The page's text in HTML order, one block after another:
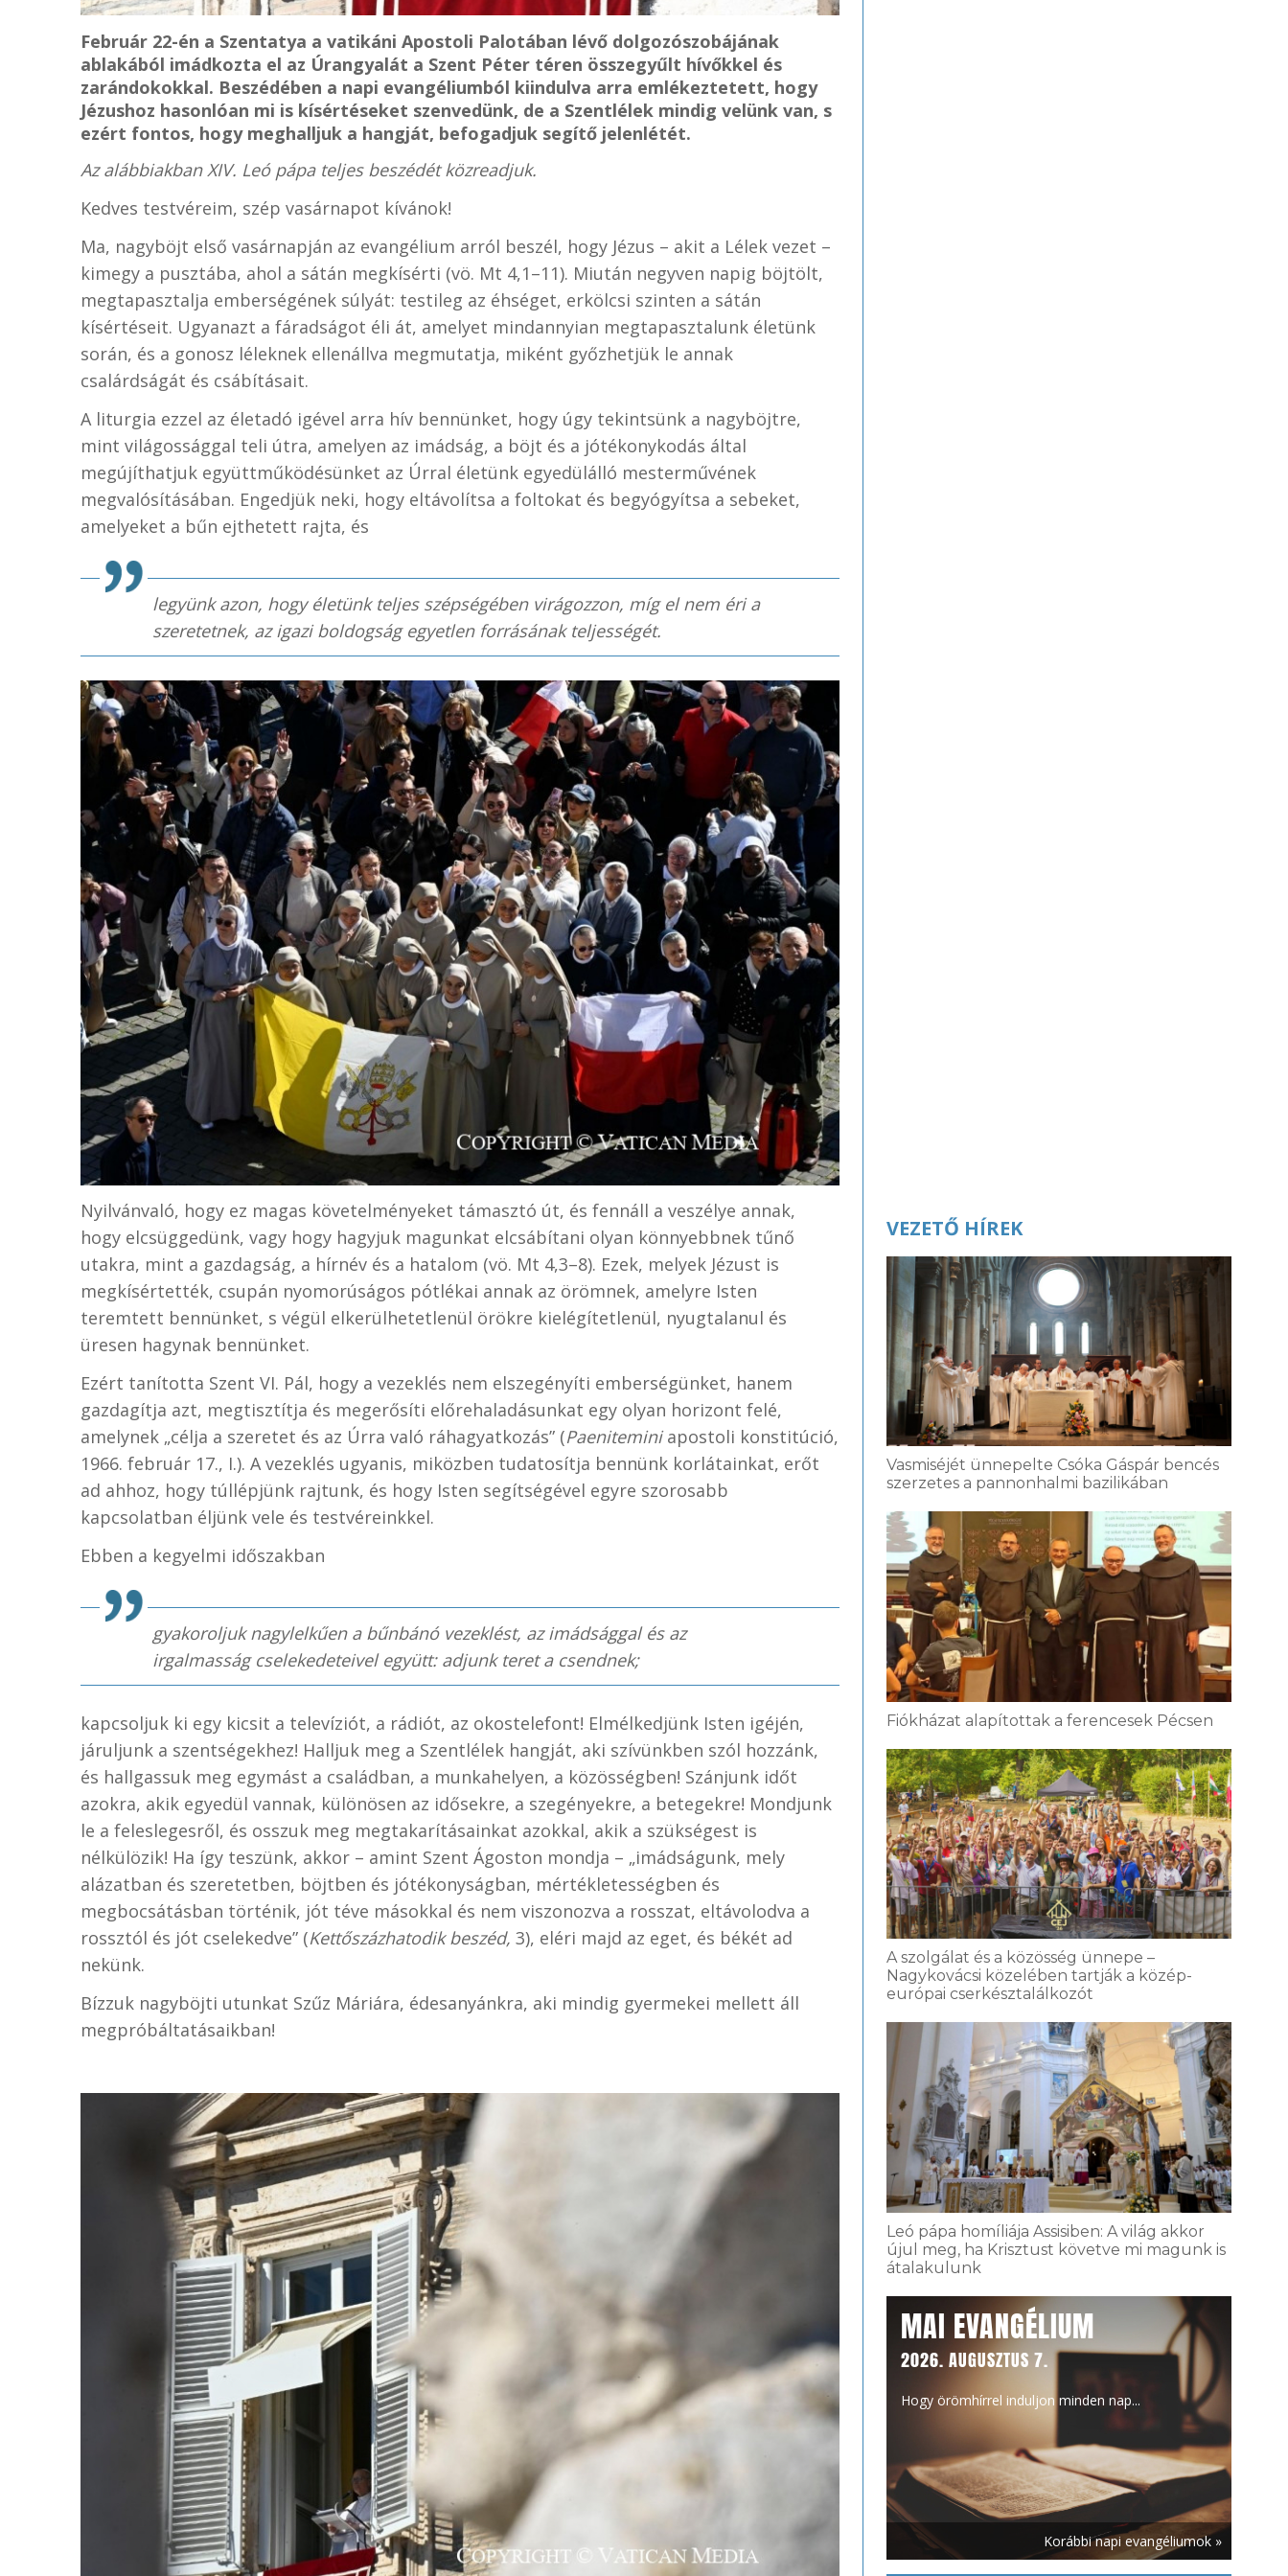
Február 22-én a Szentatya a vatikáni Apostoli Palotában lévő dolgozószobájának
ablakából imádkozta el az Úrangyalát a Szent Péter téren összegyűlt hívőkkel és
zarándokokkal. Beszédében a napi evangéliumból kiindulva arra emlékeztetett, hogy
Jézushoz hasonlóan mi is kísértéseket szenvedünk, de a Szentlélek mindig velünk van, s
ezért fontos, hogy meghalljuk a hangját, befogadjuk segítő jelenlétét.
Az alábbiakban XIV. Leó pápa teljes beszédét közreadjuk.
Kedves testvéreim, szép vasárnapot kívánok!
Ma, nagyböjt első vasárnapján az evangélium arról beszél, hogy Jézus – akit a Lélek vezet –
kimegy a pusztába, ahol a sátán megkísérti (vö. Mt 4,1–11). Miután negyven napig böjtölt,
megtapasztalja emberségének súlyát: testileg az éhséget, erkölcsi szinten a sátán
kísértéseit. Ugyanazt a fáradságot éli át, amelyet mindannyian megtapasztalunk életünk
során, és a gonosz léleknek ellenállva megmutatja, miként győzhetjük le annak
csalárdságát és csábításait.
A liturgia ezzel az életadó igével arra hív bennünket, hogy úgy tekintsünk a nagyböjtre,
mint világossággal teli útra, amelyen az imádság, a böjt és a jótékonykodás által
megújíthatjuk együttműködésünket az Úrral életünk egyedülálló mesterművének
megvalósításában. Engedjük neki, hogy eltávolítsa a foltokat és begyógyítsa a sebeket,
amelyeket a bűn ejthetett rajta, és
legyünk azon, hogy életünk teljes szépségében virágozzon, míg el nem éri a
szeretetnek, az igazi boldogság egyetlen forrásának teljességét.
Nyilvánvaló, hogy ez magas követelményeket támasztó út, és fennáll a veszélye annak,
hogy elcsüggedünk, vagy hogy hagyjuk magunkat elcsábítani olyan könnyebbnek tűnő
utakra, mint a gazdagság, a hírnév és a hatalom (vö. Mt 4,3–8). Ezek, melyek Jézust is
megkísértették, csupán nyomorúságos pótlékai annak az örömnek, amelyre Isten
teremtett bennünket, s végül elkerülhetetlenül örökre kielégítetlenül, nyugtalanul és
üresen hagynak bennünket.
Ezért tanította Szent VI. Pál, hogy a vezeklés nem elszegényíti emberségünket, hanem
gazdagítja azt, megtisztítja és megerősíti előrehaladásunkat egy olyan horizont felé,
amelynek „célja a szeretet és az Úrra való ráhagyatkozás” (Paeniteminiapostoli konstitúció,
1966. február 17., I.). A vezeklés ugyanis, miközben tudatosítja bennünk korlátainkat, erőt
ad ahhoz, hogy túllépjünk rajtunk, és hogy Isten segítségével egyre szorosabb
kapcsolatban éljünk vele és testvéreinkkel.
Ebben a kegyelmi időszakban
gyakoroljuk nagylelkűen a bűnbánó vezeklést, az imádsággal és az
irgalmasság cselekedeteivel együtt: adjunk teret a csendnek;
kapcsoljuk ki egy kicsit a televíziót, a rádiót, az okostelefont! Elmélkedjünk Isten igéjén,
járuljunk a szentségekhez! Halljuk meg a Szentlélek hangját, aki szívünkben szól hozzánk,
és hallgassuk meg egymást a családban, a munkahelyen, a közösségben! Szánjunk időt
azokra, akik egyedül vannak, különösen az idősekre, a szegényekre, a betegekre! Mondjunk
le a feleslegesről, és osszuk meg megtakarításainkat azokkal, akik a szükségest is
nélkülözik! Ha így teszünk, akkor – amint Szent Ágoston mondja – „imádságunk, mely
alázatban és szeretetben, böjtben és jótékonyságban, mértékletességben és
megbocsátásban történik, jót téve másokkal és nem viszonozva a rosszat, eltávolodva a
rossztól és jót cselekedve” (Kettőszázhatodik beszéd, 3), eléri majd az eget, és békét ad
nekünk.
Bízzuk nagyböjti utunkat Szűz Máriára, édesanyánkra, aki mindig gyermekei mellett áll
megpróbáltatásaikban!
VEZETŐ HÍREK
Vasmiséjét ünnepelte Csóka Gáspár bencés
szerzetes a pannonhalmi bazilikában
Fiókházat alapítottak a ferencesek Pécsen
A szolgálat és a közösség ünnepe –
Nagykovácsi közelében tartják a közép-
európai cserkésztalálkozót
Leó pápa homíliája Assisiben: A világ akkor
újul meg, ha Krisztust követve mi magunk is
átalakulunk
MAI EVANGÉLIUM
2026. AUGUSZTUS 7.
Hogy örömhírrel induljon minden nap...
Korábbi napi evangéliumok »